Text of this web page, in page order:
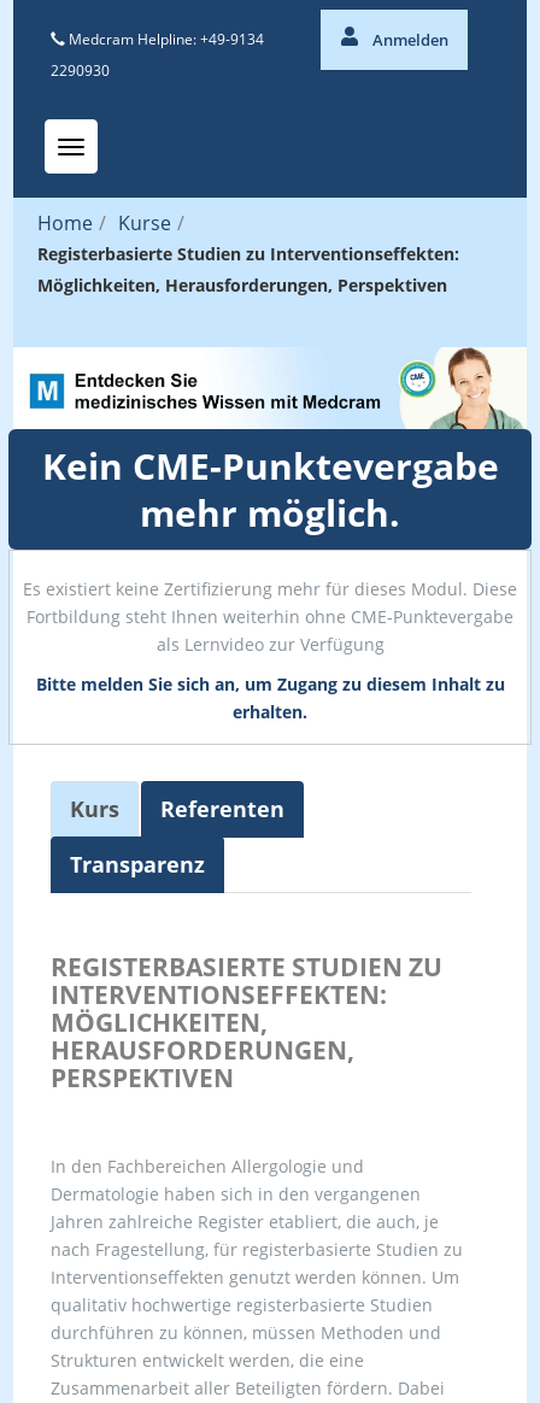
Medcram Helpline: +49-9134
2290930
Anmelden
Toggle navigation
Home / Kurse /
Registerbasierte Studien zu Interventionseffekten:
Möglichkeiten, Herausforderungen, Perspektiven
Kein CME-Punktevergabe
mehr möglich.
Es existiert keine Zertifizierung mehr für dieses Modul. Diese
Fortbildung steht Ihnen weiterhin ohne CME-Punktevergabe
als Lernvideo zur Verfügung
Bitte melden Sie sich an, um Zugang zu diesem Inhalt zu
erhalten.
Kurs
Referenten
Transparenz
REGISTERBASIERTE STUDIEN ZU
INTERVENTIONSEFFEKTEN:
MÖGLICHKEITEN,
HERAUSFORDERUNGEN,
PERSPEKTIVEN
In den Fachbereichen Allergologie und
Dermatologie haben sich in den vergangenen
Jahren zahlreiche Register etabliert, die auch, je
nach Fragestellung, für registerbasierte Studien zu
Interventionseffekten genutzt werden können. Um
qualitativ hochwertige registerbasierte Studien
durchführen zu können, müssen Methoden und
Strukturen entwickelt werden, die eine
Zusammenarbeit aller Beteiligten fördern. Dabei